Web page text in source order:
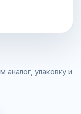
аналог, упаковку и